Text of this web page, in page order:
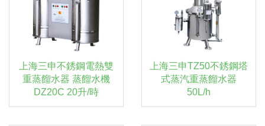
上海三申不銹鋼電熱雙
重蒸餾水器 蒸餾水機
DZ20C 20升/時
上海三申TZ50不銹鋼塔
式蒸汽重蒸餾水器
50L/h